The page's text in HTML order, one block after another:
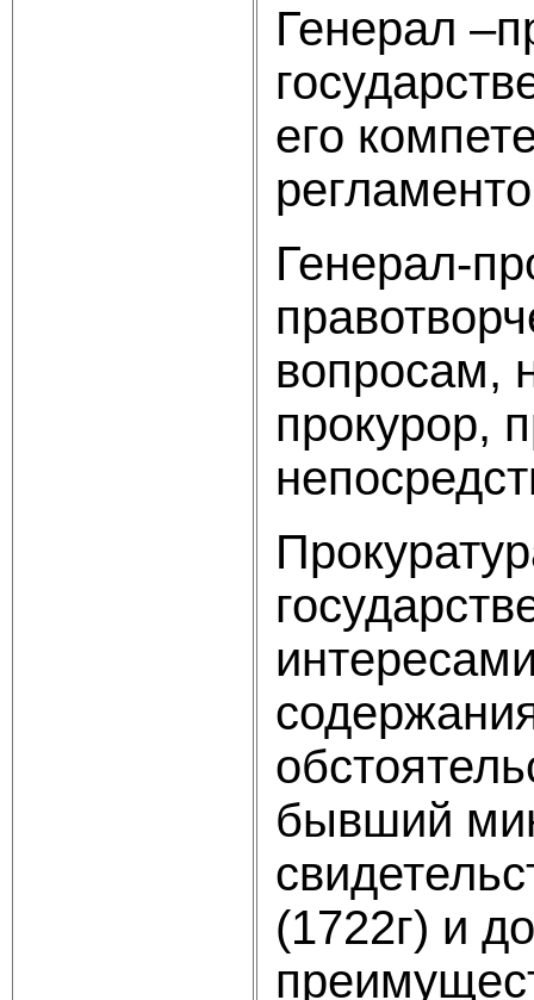
Генерал
его
Генерал-
вопросам,
прокурор,
бывший
(1722г) и